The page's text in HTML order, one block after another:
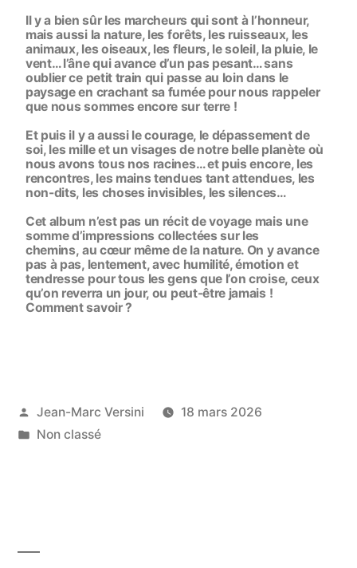
Il y a bien sûr les marcheurs qui sont à l’honneur,
mais aussi la nature, les forêts, les ruisseaux, les
animaux, les oiseaux, les fleurs, le soleil, la pluie, le
vent… l’âne qui avance d’un pas pesant… sans
oublier ce petit train qui passe au loin dans le
paysage en crachant sa fumée pour nous rappeler
que nous sommes encore sur terre !
Et puis il y a aussi le courage, le dépassement de
soi, les mille et un visages de notre belle planète où
nous avons tous nos racines… et puis encore, les
rencontres, les mains tendues tant attendues, les
non-dits, les choses invisibles, les silences…
Cet album n’est pas un récit de voyage mais une
somme d’impressions collectées sur les
chemins, au cœur même de la nature. On y avance
pas à pas, lentement, avec humilité, émotion et
tendresse pour tous les gens que l’on croise, ceux
qu’on reverra un jour, ou peut-être jamais !
Comment savoir ?
Jean-Marc Versini
18 mars 2026
Non classé